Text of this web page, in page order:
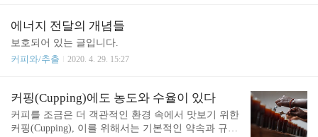
225g) 정도를 부을 겁니다. 물을 붓는 횟수는 총 4회.
시작-30초-1분10초-1분40초 등 각 시간대에 40-70-60
-50g의 물을 붓습니다. 최초의 추출수는 많이 부어도
가스로 인해 원두 안에 스며들기 어려우니 적은 양을
점점 적은 양의 물을 붓습니다. 그러다 보니 두 번째
에 붓는 물이 가장 많습니다. 이전 회차에 부은 대부
분의 물이 빠져나간 때에 다음 물을 붓습니다. 많은
양의 물이..
에너지 전달의 개념들
보호되어 있는 글입니다.
커피와/추출
2020. 4. 29. 15:27
커핑(Cupping)에도 농도와 수율이 있다
커피를 조금은 더 객관적인 환경 속에서 맛보기 위한
커핑(Cupping), 이를 위해서는 기본적인 약속과 규정